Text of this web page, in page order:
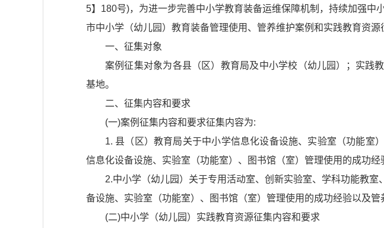
5】180号)，为进一步完善中小学教育装备运维保障机制，持续加强
市中小学（幼儿园）教育装备管理使用、管养维护案例和实践教育资
一、征集对象
案例征集对象为各县（区）教育局及中小学校（幼儿园）；实践
基地。
二、征集内容和要求
(一)案例征集内容和要求征集内容为:
1. 县（区）教育局关于中小学信息化设备设施、实验室（功能室
信息化设备设施、实验室（功能室）、图书馆（室）管理使用的成功经
2.中小学（幼儿园）关于专用活动室、创新实验室、学科功能教
备设施、实验室（功能室）、图书馆（室）管理使用的成功经验以及管
(二)中小学（幼儿园）实践教育资源征集内容和要求